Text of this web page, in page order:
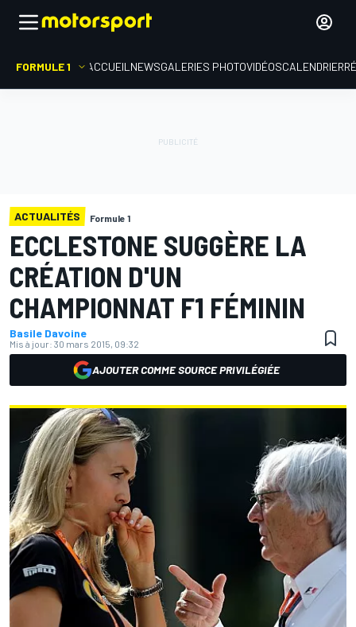
FORMULE 1 ACCUEIL NEWSGALERIES PHOTOVIDÉOSCALENDRIER
ACTUALITÉS Formule 1
ECCLESTONE SUGGÈRE LA
CRÉATION D'UN
CHAMPIONNAT F1 FÉMININ
Basile Davoine
Mis à jour: 30 mars 2015, 09:32
AJOUTER COMME SOURCE PRIVILÉGIÉE